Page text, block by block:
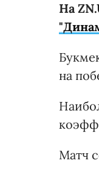
На
на
Матч